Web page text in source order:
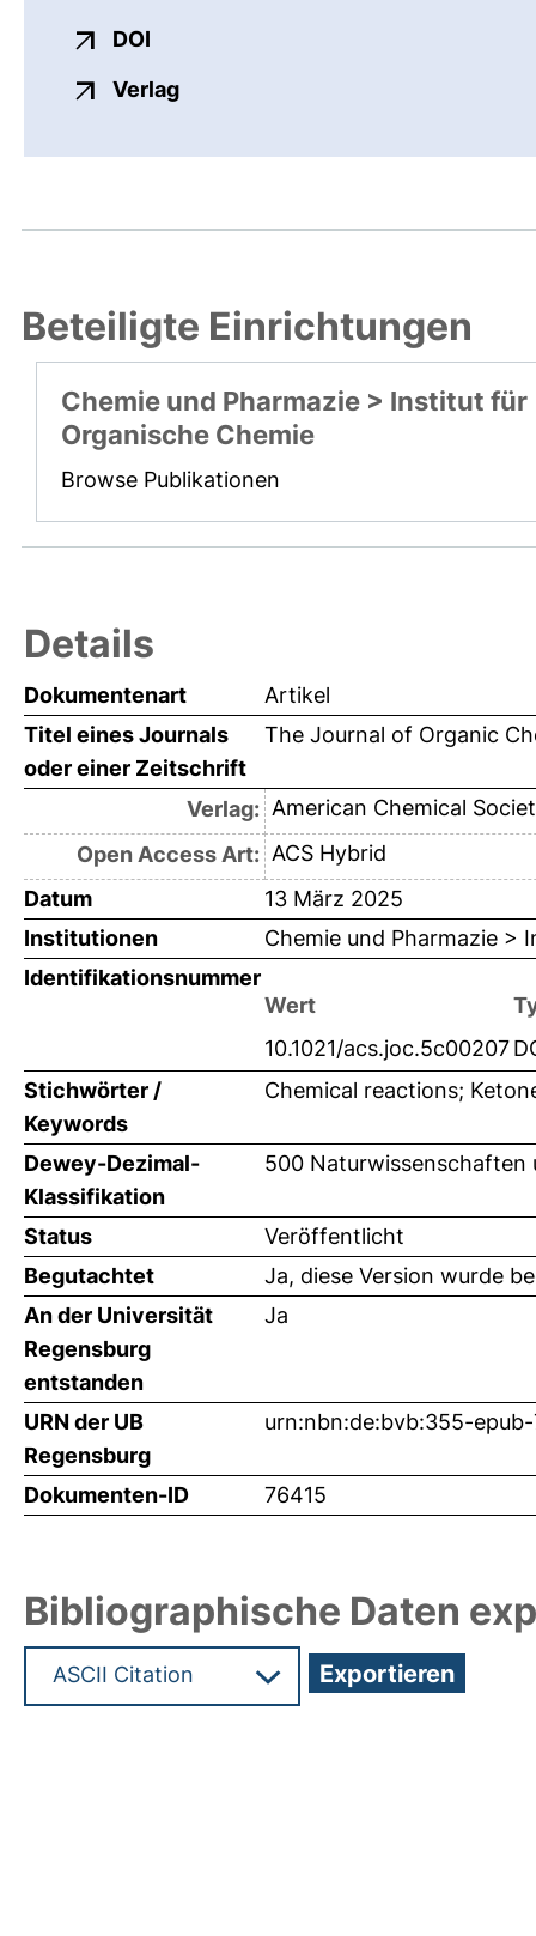
DOI
Verlagexterner Link, öffnet neues
Beteiligte Einrichtungen
Chemie und Pharmazie > Institut für
Organische Chemie
Browse Publikationen
Details
Dokumentenart
Artikel
Titel eines Journals
oder einer Zeitschrift
The Journal of Organic
Verlag: American Chemical
Open Access Art: ACS Hybrid
Datum
13 März 2025
Institutionen
Chemie und Pharmazie >
Identifikationsnummer
Wert
10.1021/acs.joc.5c00207
Stichwörter /
Keywords
Chemical reactions;
Dewey-Dezimal-
Klassifikation
500 Naturwissenschaften
Status
Veröffentlicht
Begutachtet
Ja, diese Version wurde
An der Universität
Regensburg
entstanden
Ja
URN der UB
Regensburg
urn:nbn:de:bvb:355-
Dokumenten-ID 76415
Bibliographische Daten